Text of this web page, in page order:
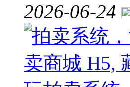
2026-06-24